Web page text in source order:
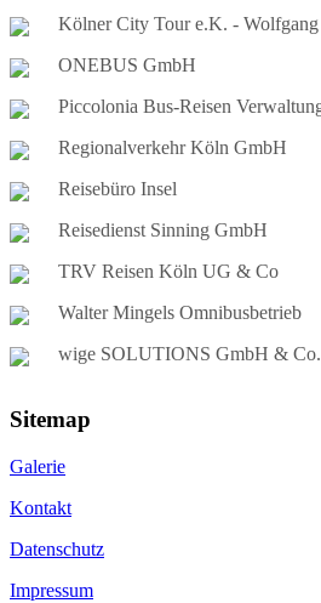
Kölner City Tour e.K. -
ONEBUS GmbH
Piccolonia Bus-Reisen
Regionalverkehr Köln GmbH
Reisebüro Insel
Reisedienst Sinning GmbH
TRV Reisen Köln UG & Co
Walter Mingels Omnibusbetrieb
wige SOLUTIONS GmbH &
Sitemap
Galerie
Kontakt
Datenschutz
Impressum